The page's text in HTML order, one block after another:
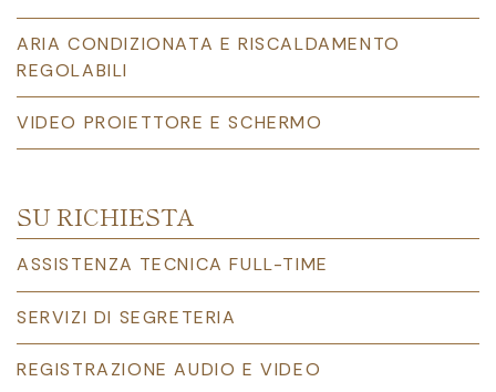
ARIA CONDIZIONATA E RISCALDAMENTO
REGOLABILI
VIDEO PROIETTORE E SCHERMO
SU RICHIESTA
ASSISTENZA TECNICA FULL-TIME
SERVIZI DI SEGRETERIA
REGISTRAZIONE AUDIO E VIDEO